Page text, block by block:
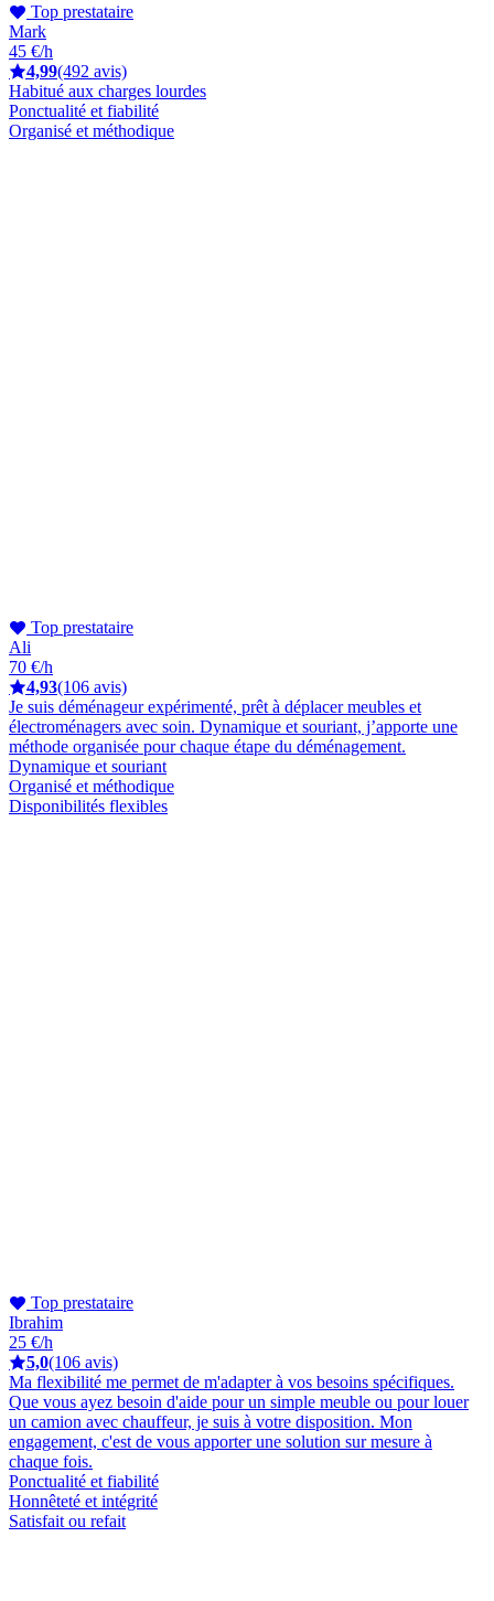
Top prestataire
Mark
45 €/h
4,99(492 avis)
Habitué aux charges lourdes
Ponctualité et fiabilité
Organisé et méthodique
Top prestataire
Ali
70 €/h
4,93(106 avis)
Je suis déménageur expérimenté, prêt à déplacer meubles et
électroménagers avec soin. Dynamique et souriant, j’apporte une
méthode organisée pour chaque étape du déménagement.
Dynamique et souriant
Organisé et méthodique
Disponibilités flexibles
Top prestataire
Ibrahim
25 €/h
5,0(106 avis)
Ma flexibilité me permet de m'adapter à vos besoins spécifiques.
Que vous ayez besoin d'aide pour un simple meuble ou pour louer
un camion avec chauffeur, je suis à votre disposition. Mon
engagement, c'est de vous apporter une solution sur mesure à
chaque fois.
Ponctualité et fiabilité
Honnêteté et intégrité
Satisfait ou refait